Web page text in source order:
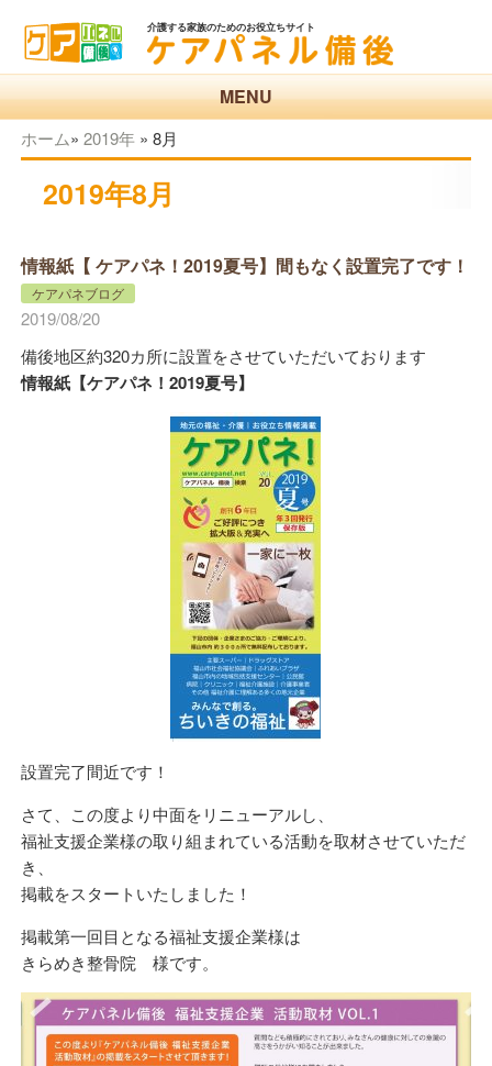
介護する家族のためのお役立ちサイト
MENU
ホーム» 2019年» 8月
2019年8月
情報紙【 ケアパネ！2019夏号】間もなく設置完了です！
ケアパネブログ
2019/08/20
備後地区約320カ所に設置をさせていただいております
情報紙【ケアパネ！2019夏号】
設置完了間近です！
さて、この度より中面をリニューアルし、
福祉支援企業様の取り組まれている活動を取材させていただ
き、
掲載をスタートいたしました！
掲載第一回目となる福祉支援企業様は
きらめき整骨院 様です。